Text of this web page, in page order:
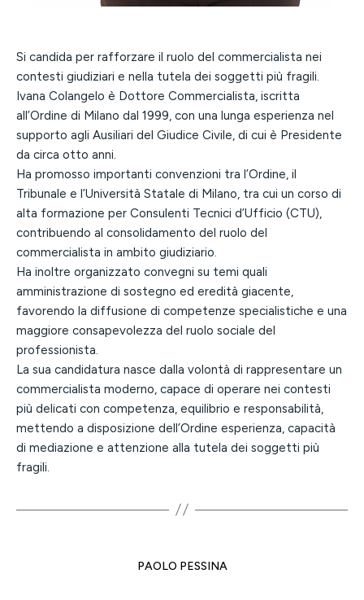
Si candida per rafforzare il ruolo del commercialista nei
contesti giudiziari e nella tutela dei soggetti più fragili.
Ivana Colangelo è Dottore Commercialista, iscritta
all’Ordine di Milano dal 1999, con una lunga esperienza nel
supporto agli Ausiliari del Giudice Civile, di cui è Presidente
da circa otto anni.
Ha promosso importanti convenzioni tra l’Ordine, il
Tribunale e l’Università Statale di Milano, tra cui un corso di
alta formazione per Consulenti Tecnici d’Ufficio (CTU),
contribuendo al consolidamento del ruolo del
commercialista in ambito giudiziario.
Ha inoltre organizzato convegni su temi quali
amministrazione di sostegno ed eredità giacente,
favorendo la diffusione di competenze specialistiche e una
maggiore consapevolezza del ruolo sociale del
professionista.
La sua candidatura nasce dalla volontà di rappresentare un
commercialista moderno, capace di operare nei contesti
più delicati con competenza, equilibrio e responsabilità,
mettendo a disposizione dell’Ordine esperienza, capacità
di mediazione e attenzione alla tutela dei soggetti più
fragili.
PAOLO PESSINA